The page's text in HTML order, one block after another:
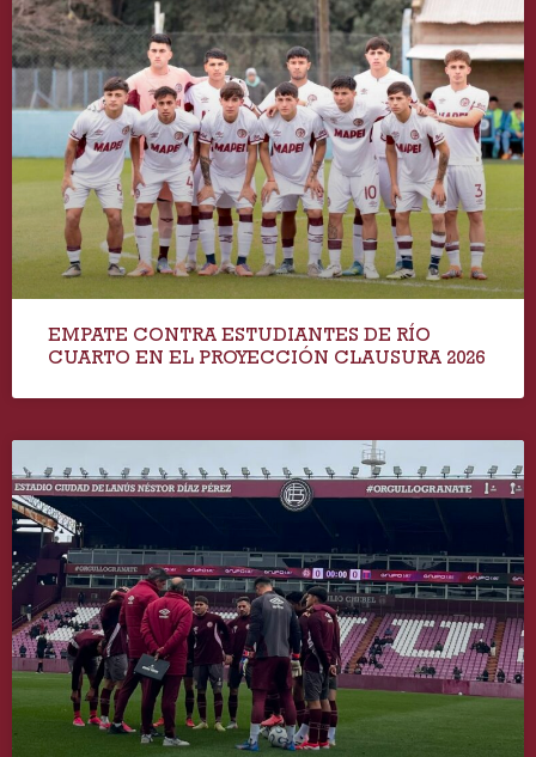
EMPATE CONTRA ESTUDIANTES DE RÍO
CUARTO EN EL PROYECCIÓN CLAUSURA 2026